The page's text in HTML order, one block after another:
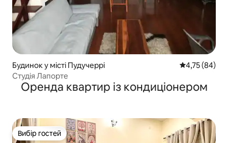
Будинок у місті Пудучеррі Середня
4,75 (84)
Студія Лапорте
Оренда квартир із кондиціонером
Вибір гостей
Вибір гостей